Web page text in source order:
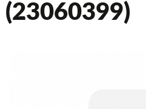
(23060399)